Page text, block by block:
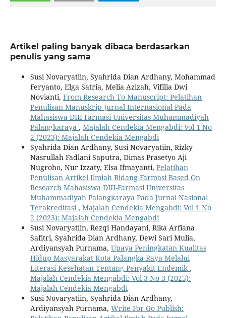
Artikel paling banyak dibaca berdasarkan
penulis yang sama
Susi Novaryatiin, Syahrida Dian Ardhany, Mohammad
Feryanto, Elga Satria, Melia Azizah, Vifilia Dwi
Novianti, From Research To Manuscript: Pelatihan
Penulisan Manuskrip Jurnal Internasional Pada
Mahasiswa DIII Farmasi Universitas Muhammadiyah
Palangkaraya , Majalah Cendekia Mengabdi: Vol 1 No
2 (2023): Majalah Cendekia Mengabdi
Syahrida Dian Ardhany, Susi Novaryatiin, Rizky
Nasrullah Fadlani Saputra, Dimas Prasetyo Aji
Nugroho, Nur Izzaty, Elsa Ifmayanti, Pelatihan
Penulisan Artikel Ilmiah Bidang Farmasi Based On
Research Mahasiswa DIII-Farmasi Universitas
Muhammadiyah Palangkaraya Pada Jurnal Nasional
Terakreditasi, Majalah Cendekia Mengabdi: Vol 1 No
2 (2023): Majalah Cendekia Mengabdi
Susi Novaryatiin, Rezqi Handayani, Rika Arfiana
Safitri, Syahrida Dian Ardhany, Dewi Sari Mulia,
Ardiyansyah Purnama, Upaya Peningkatan Kualitas
Hidup Masyarakat Kota Palangka Raya Melalui
Literasi Kesehatan Tentang Penyakit Endemik ,
Majalah Cendekia Mengabdi: Vol 3 No 3 (2025):
Majalah Cendekia Mengabdi
Susi Novaryatiin, Syahrida Dian Ardhany,
Ardiyansyah Purnama, Write For Go Publish: